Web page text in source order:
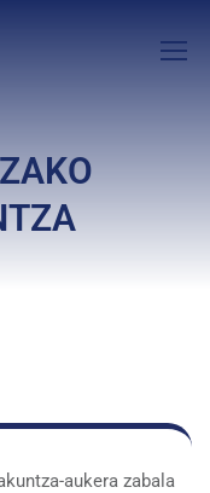
aukera zabala